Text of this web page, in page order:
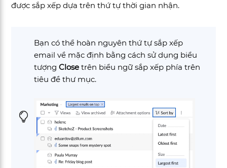
được sắp xếp dựa trên thứ tự thời gian nhận.
Bạn có thể hoàn nguyên thứ tự sắp xếp
email về mặc định bằng cách sử dụng biểu
tượngClosetrên biểu ngữ sắp xếp phía trên
tiêu đề thư mục.